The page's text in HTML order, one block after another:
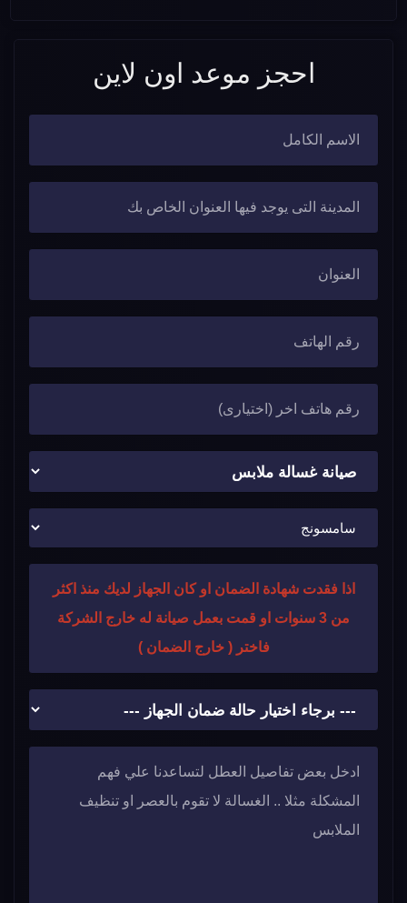
احجز موعد اون لاين
اذا فقدت شهادة الضمان او كان الجهاز لديك منذ اكثر
من 3 سنوات او قمت بعمل صيانة له خارج الشركة
فاختر ( خارج الضمان )